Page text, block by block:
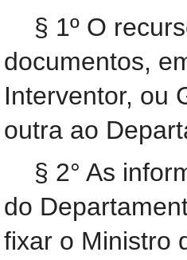
§ 1º O
documentos,
Interventor, ou
outra ao
§ 2° As
do
fixar o Ministro